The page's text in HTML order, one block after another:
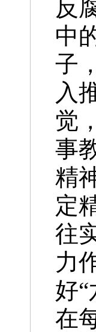
反
中
子
入
觉
事
精
定
往
力
好
在